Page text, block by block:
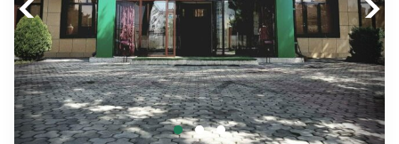
Previous Next